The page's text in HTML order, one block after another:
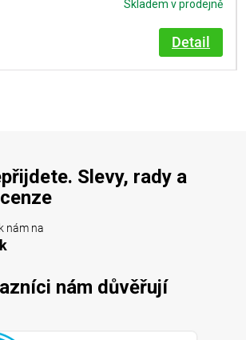
Skladem v prodejně
Detail
Slevy, rady a
nám na
nám důvěřují